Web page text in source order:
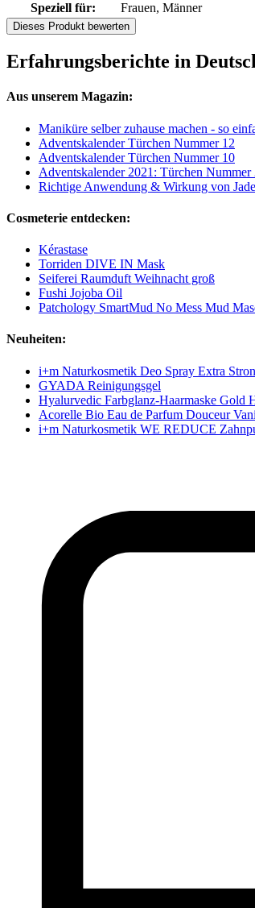
Speziell für:
Frauen, Männer
Dieses Produkt bewerten
Erfahrungsberichte in
Aus unserem Magazin:
Maniküre selber zuhause machen - so
Adventskalender Türchen Nummer 12
Adventskalender Türchen Nummer 10
Adventskalender 2021: Türchen Nummer
Richtige Anwendung & Wirkung von
Cosmeterie entdecken:
Kérastase
Torriden DIVE IN Mask
Seiferei Raumduft Weihnacht groß
Fushi Jojoba Oil
Patchology SmartMud No Mess Mud
Neuheiten:
i+m Naturkosmetik Deo Spray Extra
GYADA Reinigungsgel
Hyalurvedic Farbglanz-Haarmaske Gold
Acorelle Bio Eau de Parfum Douceur
i+m Naturkosmetik WE REDUCE